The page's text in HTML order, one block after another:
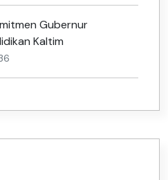
Gubernur
Kaltim